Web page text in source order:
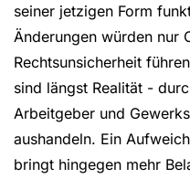
seiner jetzigen Form
Änderungen würden nur
Rechtsunsicherheit
sind längst Realität -
Arbeitgeber und
aushandeln. Ein
bringt hingegen mehr